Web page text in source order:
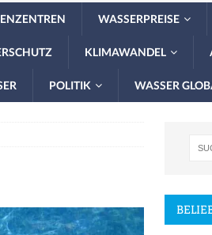
WASSERPREISE
KLIMAWANDEL
POLITIK WASSER